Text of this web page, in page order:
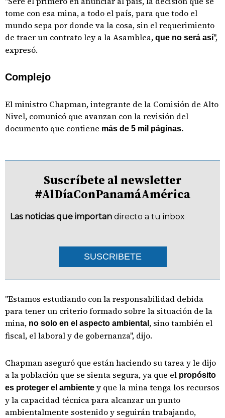
tome con esa mina, a todo el país, para que todo el
mundo sepa por donde va la cosa, sin el requerimiento
de traer un contrato ley a la Asamblea, que no será así",
expresó.
Complejo
El ministro Chapman, integrante de la Comisión de Alto
Nivel, comunicó que avanzan con la revisión del
documento que contiene más de 5 mil páginas.
Suscríbete al newsletter
#AlDíaConPanamáAmérica
Las noticias que importan directo a tu inbox
SUSCRIBETE
"Estamos estudiando con la responsabilidad debida
para tener un criterio formado sobre la situación de la
mina, no solo en el aspecto ambiental , sino también el
fiscal, el laboral y de gobernanza", dijo.
Chapman aseguró que están haciendo su tarea y le dijo
a la población que se sienta segura, ya que el propósito
es proteger el ambiente y que la mina tenga los recursos
y la capacidad técnica para alcanzar un punto
ambientalmente sostenido y seguirán trabajando,